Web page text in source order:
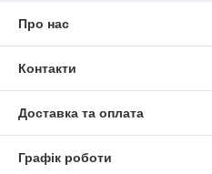
Про нас
Контакти
Доставка та оплата
Графік роботи